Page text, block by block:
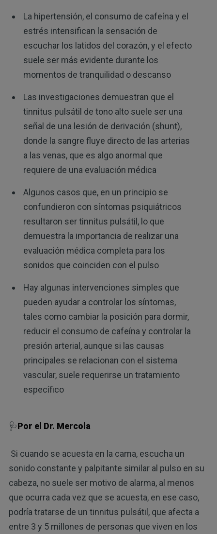
La hipertensión, el consumo de cafeína y el
estrés intensifican la sensación de
escuchar los latidos del corazón, y el efecto
suele ser más evidente durante los
momentos de tranquilidad o descanso
Las investigaciones demuestran que el
tinnitus pulsátil de tono alto suele ser una
señal de una lesión de derivación (shunt),
donde la sangre fluye directo de las arterias
a las venas, que es algo anormal que
requiere de una evaluación médica
Algunos casos que, en un principio se
confundieron con síntomas psiquiátricos
resultaron ser tinnitus pulsátil, lo que
demuestra la importancia de realizar una
evaluación médica completa para los
sonidos que coinciden con el pulso
Hay algunas intervenciones simples que
pueden ayudar a controlar los síntomas,
tales como cambiar la posición para dormir,
reducir el consumo de cafeína y controlar la
presión arterial, aunque si las causas
principales se relacionan con el sistema
vascular, suele requerirse un tratamiento
específico
🩺Por el Dr. Mercola
Si cuando se acuesta en la cama, escucha un
sonido constante y palpitante similar al pulso en su
cabeza, no suele ser motivo de alarma, al menos
que ocurra cada vez que se acuesta, en ese caso,
podría tratarse de un tinnitus pulsátil, que afecta a
entre 3 y 5 millones de personas que viven en los